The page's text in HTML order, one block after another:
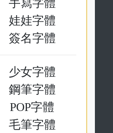
手寫字體
娃娃字體
簽名字體
少女字體
鋼筆字體
POP字體
毛筆字體